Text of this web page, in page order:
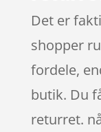
Det er
shopper
fordele,
butik. Du
returret.